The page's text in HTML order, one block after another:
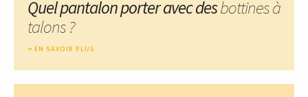
Quel pantalon porter avec desbottines à
talons ?
EN SAVOIR PLUS